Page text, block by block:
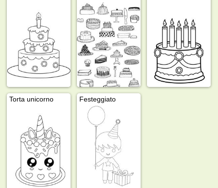
Torta unicorno Festeggiato